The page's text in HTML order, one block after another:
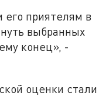
его приятелям в
выбранных
конец», -
оценки стали